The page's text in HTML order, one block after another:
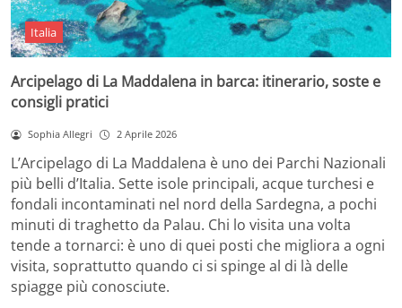
Italia
Arcipelago di La Maddalena in barca: itinerario, soste e
consigli pratici
Sophia Allegri 2 Aprile 2026
L’Arcipelago di La Maddalena è uno dei Parchi Nazionali
più belli d’Italia. Sette isole principali, acque turchesi e
fondali incontaminati nel nord della Sardegna, a pochi
minuti di traghetto da Palau. Chi lo visita una volta
tende a tornarci: è uno di quei posti che migliora a ogni
visita, soprattutto quando ci si spinge al di là delle
spiagge più conosciute.